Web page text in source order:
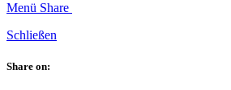
Menü Share
Schließen
Share on: